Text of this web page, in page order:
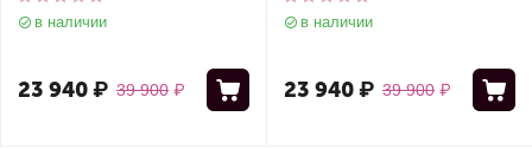
в наличии
39 900 ₽
23 940₽
в наличии
39 900 ₽
23 940₽